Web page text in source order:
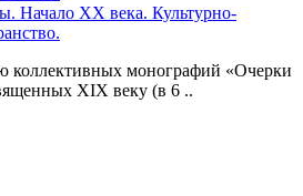
Начало XX века. Культурно-
коллективных монографий «Очерки
XIX веку (в 6 ..